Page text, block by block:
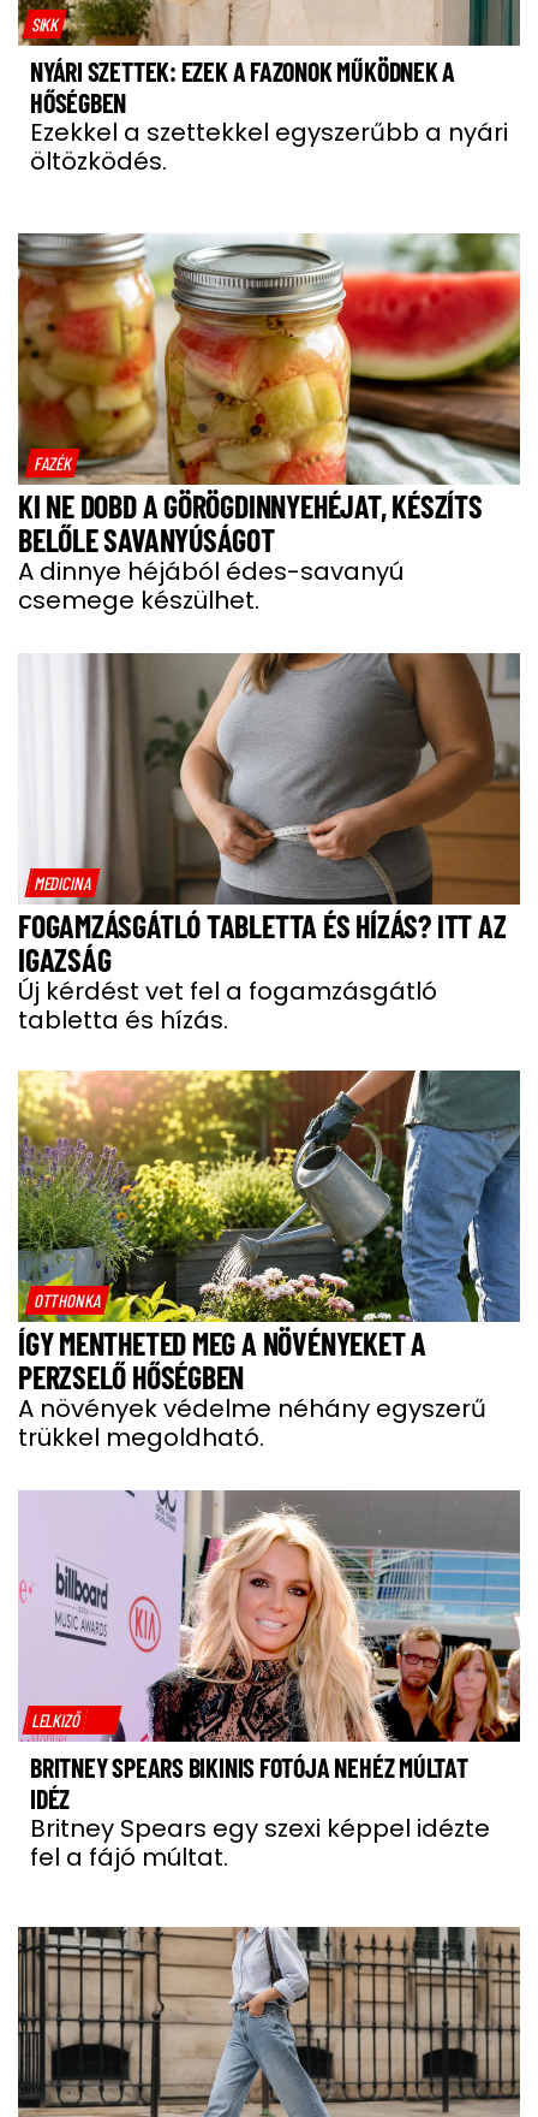
SIKK
NYÁRI SZETTEK: EZEK A FAZONOK MŰKÖDNEK A
HŐSÉGBEN
Ezekkel a szettekkel egyszerűbb a nyári
öltözködés.
FAZÉK
KI NE DOBD A GÖRÖGDINNYEHÉJAT, KÉSZÍTS
BELŐLE SAVANYÚSÁGOT
A dinnye héjából édes-savanyú
csemege készülhet.
MEDICINA
FOGAMZÁSGÁTLÓ TABLETTA ÉS HÍZÁS? ITT AZ
IGAZSÁG
Új kérdést vet fel a fogamzásgátló
tabletta és hízás.
OTTHONKA
ÍGY MENTHETED MEG A NÖVÉNYEKET A
PERZSELŐ HŐSÉGBEN
A növények védelme néhány egyszerű
trükkel megoldható.
LELKIZŐ
BRITNEY SPEARS BIKINIS FOTÓJA NEHÉZ MÚLTAT
IDÉZ
Britney Spears egy szexi képpel idézte
fel a fájó múltat.